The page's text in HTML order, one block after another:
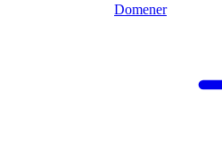
Domener